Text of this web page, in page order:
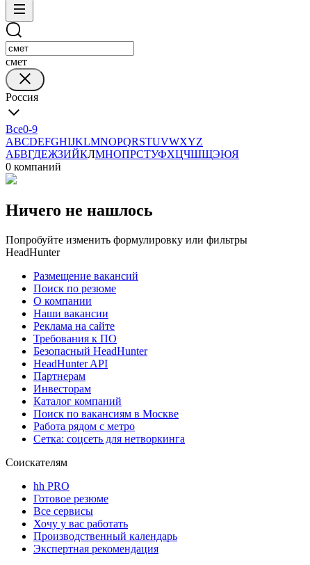
смет
Россия
Все0-9
ABCDEFGHIJKLMNOPQRSTUVWXYZ
АБВГДЕЖЗИЙКЛМНОПРСТУФХЦЧШЩЭЮЯ
0 компаний
Ничего не нашлось
Попробуйте изменить формулировку или фильтры
HeadHunter
Размещение вакансий
Поиск по резюме
О компании
Наши вакансии
Реклама на сайте
Требования к ПО
Безопасный HeadHunter
HeadHunter API
Партнерам
Инвесторам
Каталог компаний
Поиск по вакансиям в Москве
Работа рядом с метро
Сетка: соцсеть для нетворкинга
Соискателям
hh PRO
Готовое резюме
Все сервисы
Хочу у вас работать
Производственный календарь
Экспертная рекомендация